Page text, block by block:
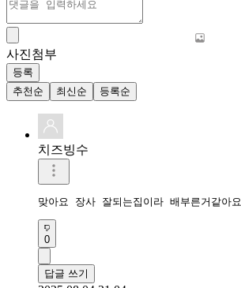
사진첨부
등록
추천순
최신순 등록순
치즈빙수
맞아요 장사 잘되는집이라 배부른거같아요
0
답글 쓰기